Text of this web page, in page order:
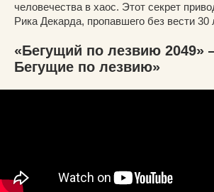
человечества в хаос. Этот секрет
Рика Декарда, пропавшего без вести 30
«Бегущий по лезвию 2049»
Бегущие по лезвию»